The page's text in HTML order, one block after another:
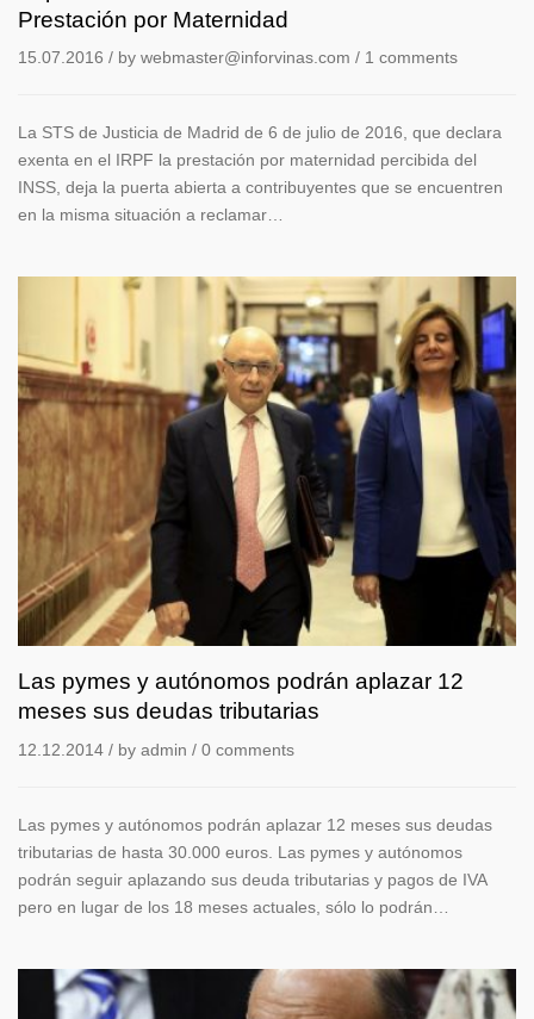
Prestación por Maternidad
15.07.2016 / by webmaster@inforvinas.com / 1 comments
La STS de Justicia de Madrid de 6 de julio de 2016, que declara
exenta en el IRPF la prestación por maternidad percibida del
INSS, deja la puerta abierta a contribuyentes que se encuentren
en la misma situación a reclamar…
Las
pymes
y
autónomos
podrán
aplazar
meses
deudas
tributarias
Las pymes y autónomos podrán aplazar 12
meses sus deudas tributarias
12.12.2014 / by admin / 0 comments
Las pymes y autónomos podrán aplazar 12 meses sus deudas
tributarias de hasta 30.000 euros. Las pymes y autónomos
podrán seguir aplazando sus deuda tributarias y pagos de IVA
pero en lugar de los 18 meses actuales, sólo lo podrán…